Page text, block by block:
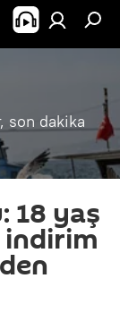
son dakika
18 yaş
indirim